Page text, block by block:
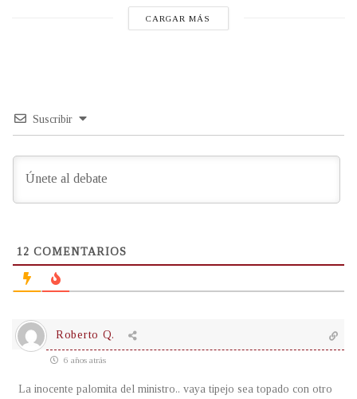
CARGAR MÁS
Suscribir
12 COMENTARIOS
Roberto Q.
6 años atrás
La inocente palomita del ministro.. vaya tipejo sea topado con otro